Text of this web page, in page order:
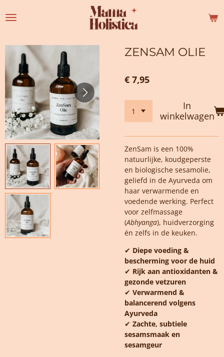
direct
hoofdinhoud
ZENSAM OLIE
€ 7,95
In
winkelwagen
ZenSam is een 100%
natuurlijke, koudgeperste
en biologische sesamolie,
geliefd in de Ayurveda om
haar verwarmende en
voedende werking. Perfect
voor zelfmassage
(Abhyanga), huidverzorging
én zelfs in de keuken.
✔ Diepe voeding &
bescherming voor de huid
✔ Rijk aan antioxidanten &
gezonde vetzuren
✔ Verwarmend &
balancerend volgens
Ayurveda
✔ Zachte, subtiele
sesamsmaak en
sesamgeur